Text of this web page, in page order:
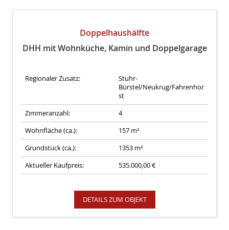
Doppelhaushälfte
DHH mit Wohnküche, Kamin und Doppelgarage
Regionaler Zusatz:
Stuhr-
Bürstel/Neukrug/Fahrenhor
st
Zimmeranzahl:
4
Wohnfläche (ca.):
157 m²
Grundstück (ca.):
1353 m²
Aktueller Kaufpreis:
535.000,00 €
DETAILS ZUM OBJEKT